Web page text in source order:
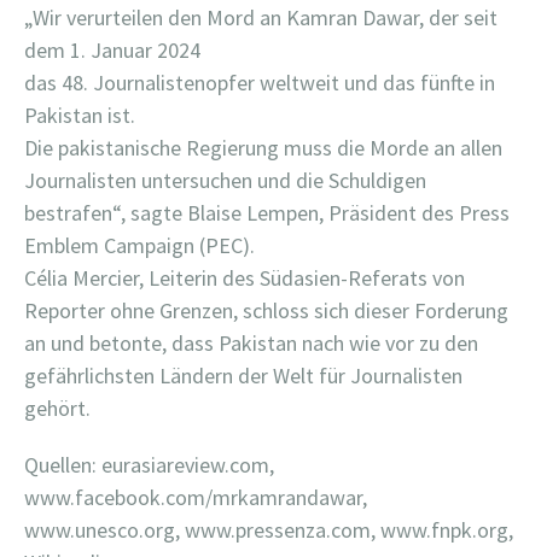
„Wir verurteilen den Mord an Kamran Dawar, der seit
dem 1. Januar 2024
das 48. Journalistenopfer weltweit und das fünfte in
Pakistan ist.
Die pakistanische Regierung muss die Morde an allen
Journalisten untersuchen und die Schuldigen
bestrafen“, sagte Blaise Lempen, Präsident des Press
Emblem Campaign (PEC).
Célia Mercier, Leiterin des Südasien-Referats von
Reporter ohne Grenzen, schloss sich dieser Forderung
an und betonte, dass Pakistan nach wie vor zu den
gefährlichsten Ländern der Welt für Journalisten
gehört.
Quellen: eurasiareview.com,
www.facebook.com/mrkamrandawar,
www.unesco.org, www.pressenza.com, www.fnpk.org,